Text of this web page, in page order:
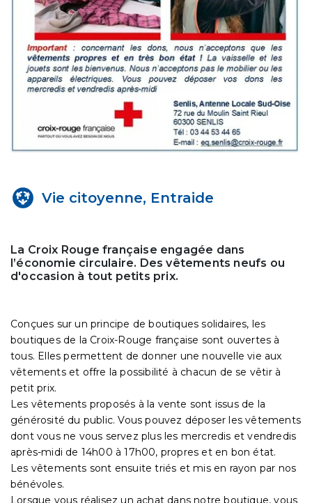
Vie citoyenne, Entraide
La Croix Rouge française engagée dans
l’économie circulaire. Des vêtements neufs ou
d'occasion à tout petits prix.
Conçues sur un principe de boutiques solidaires, les
boutiques de la Croix-Rouge française sont ouvertes à
tous. Elles permettent de donner une nouvelle vie aux
vêtements et offre la possibilité à chacun de se vêtir à
petit prix.
Les vêtements proposés à la vente sont issus de la
générosité du public. Vous pouvez déposer les vêtements
dont vous ne vous servez plus les mercredis et vendredis
après-midi de 14h00 à 17h00, propres et en bon état.
Les vêtements sont ensuite triés et mis en rayon par nos
bénévoles.
Lorsque vous réalisez un achat dans notre boutique, vous